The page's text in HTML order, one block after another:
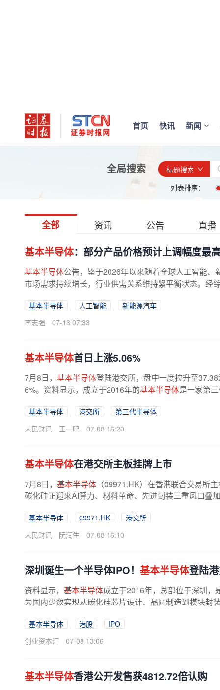
首页 快讯 新闻
全局搜索
标题搜索
列表排序：
全部 资讯 公告 直播
基本半导体：部分产品价格预计上调幅度最
基本半导体公告，鉴于2026年以来随着全球人工智能
市场需求持续增长，行业供需关系维持紧平衡状态。经
基本半导体 人工智能
新能源汽车
李志强
07-13 07:33
基本半导体首日上涨5.06%
7月8日， 基本半导体登陆港交所，盘中一度拉升至
6%。资料显示，成立于2016年的基本半导体是一家第
基本半导体 港交所
第三代半导体
人民财讯
王一鸣 07-08 16:20
基本半导体在港交所主板挂牌上市
7月8日， 基本半导体 （09971.HK）在香港联合交易所
碳化硅正迎来AI算力、材料革命、先进封装三重风口叠
基本半导体 09971.HK
港交所
人民财讯
阮润生 07-08 16:10
深圳诞生一个半导体IPO！ 基本半导体登陆
资料显示， 基本半导体成立于2016年，总部位于深圳，
为国内少数实现从碳化硅芯片设计、晶圆制造到模块封
基本半导体 港股
IPO
创业资本汇
07-08 13:06
基本半导体香港公开发售获4812.72倍认购